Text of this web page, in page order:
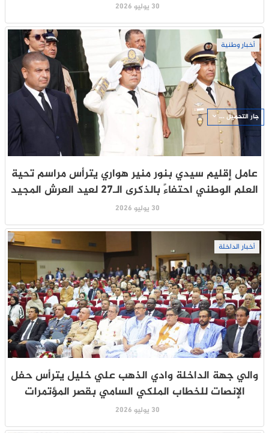
30 يوليو 2026
أخبار وطنية
عامل إقليم سيدي بنور منير هواري يترأس مراسم تحية
العلم الوطني احتفاءً بالذكرى الـ27 لعيد العرش المجيد
30 يوليو 2026
أخبار الداخلة
والي جهة الداخلة وادي الذهب علي خليل يترأس حفل
الإنصات للخطاب الملكي السامي بقصر المؤتمرات
30 يوليو 2026
جار التحميل ...